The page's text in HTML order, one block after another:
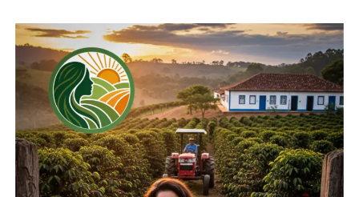
que mantenham os jovens no campo e gerem
mais renda e qualidade de vida. “Uma coisa que
nos atrai muito para esse evento é a visão de
empoderamento dos jovens, e a gente quer copiar
um pouco disso para o Estado, com programas
como o Rota do Progresso. É fundamental que o
jovem fique no rural, mas por opção, e não por
exclusão. E a tecnologia pode ser decisiva para
tornar o serviço menos pesado”, complementou.